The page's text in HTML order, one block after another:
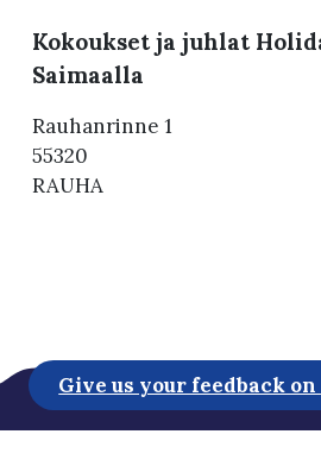
Kokoukset ja juhlat
Saimaalla
Rauhanrinne 1
55320
RAUHA
Give us your feedback